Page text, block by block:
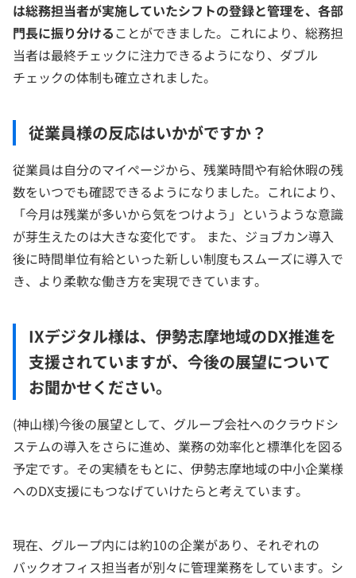
は総務担当者が実施していたシフトの登録と管理を、各部
門長に振り分けることができました。これにより、総務担
当者は最終チェックに注力できるようになり、ダブル
チェックの体制も確立されました。
従業員様の反応はいかがですか？
従業員は自分のマイページから、残業時間や有給休暇の残
数をいつでも確認できるようになりました。これにより、
「今月は残業が多いから気をつけよう」というような意識
が芽生えたのは大きな変化です。 また、ジョブカン導入
後に時間単位有給といった新しい制度もスムーズに導入で
き、より柔軟な働き方を実現できています。
IXデジタル様は、伊勢志摩地域のDX推進を
支援されていますが、今後の展望について
お聞かせください。
(神山様)今後の展望として、グループ会社へのクラウドシ
ステムの導入をさらに進め、業務の効率化と標準化を図る
予定です。その実績をもとに、伊勢志摩地域の中小企業様
へのDX支援にもつなげていけたらと考えています。
現在、グループ内には約10の企業があり、それぞれの
バックオフィス担当者が別々に管理業務をしています。シ